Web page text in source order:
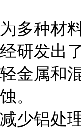
为多种材
经研发出
轻金属和
蚀。
减少铝处